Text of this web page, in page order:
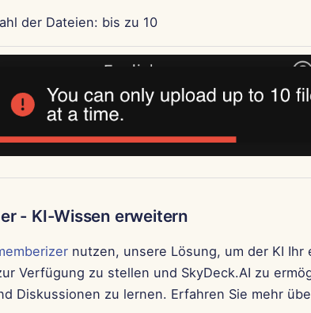
der Dateien: bis zu 10
- KI-Wissen erweitern
nutzen, unsere Lösung, um der KI Ihr
Verfügung zu stellen und SkyDeck.AI zu
Diskussionen zu lernen. Erfahren Sie mehr